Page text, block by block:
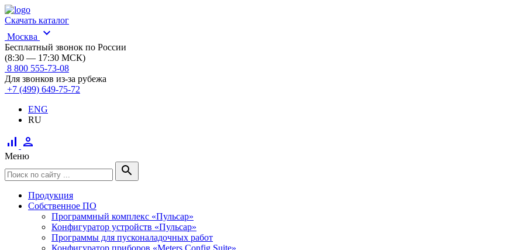
Скачать каталог
Москва
expand_more
Бесплатный звонок по России
(8:30 — 17:30 МСК)
8 800 555-73-08
Для звонков из-за рубежа
+7 (499) 649-75-72
ENG
RU
signal_cellular_alt person
Меню
search
Продукция
Собственное ПО
Программный комплекс «Пульсар»
Конфигуратор устройств «Пульсар»
Программы для пусконаладочных работ
Конфигуратор приборов «Meters Config Suite»